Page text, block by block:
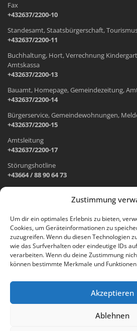
Zustimmung
Um dir ein optimales Erlebnis zu bieten,
Cookies, um Geräteinformationen zu
zuzugreifen. Wenn du diesen Technologien
wie das Surfverhalten oder eindeutige IDs
verarbeiten. Wenn du deine Zustimmung
können bestimmte Merkmale und
Akzeptieren
Ablehnen
Fax
+432637/2200-10
Standesamt, Staatsbürgerschaft,
+432637/2200-11
Buchhaltung, Hort, Verrechnung
Amtskassa
+432637/2200-13
Bauamt, Homepage, Gemeindezeitung,
+432637/2200-14
Bürgerservice, Gemeindewohnungen,
+432637/2200-15
Amtsleitung
+432637/2200-17
Störungshotline
+43664 / 88 90 64 73
Wr. Neustädter Straße 1
2733 Grünbach am Schneeberg
Öffnungszeiten Gemeindeamt:
Montag: 8.00 – 12.00 Uhr und 14.00 – 18.00
Freitag: 8.00 – 12.00 Uhr
Email: